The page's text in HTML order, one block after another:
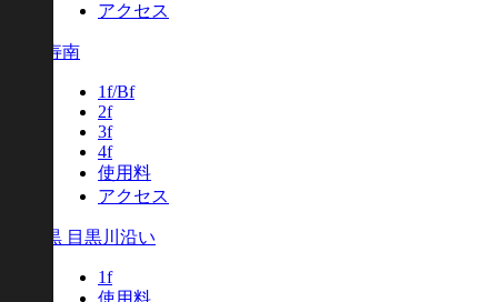
アクセス
恵比寿南
1f/Bf
2f
3f
4f
使用料
アクセス
中目黒 目黒川沿い
1f
使用料